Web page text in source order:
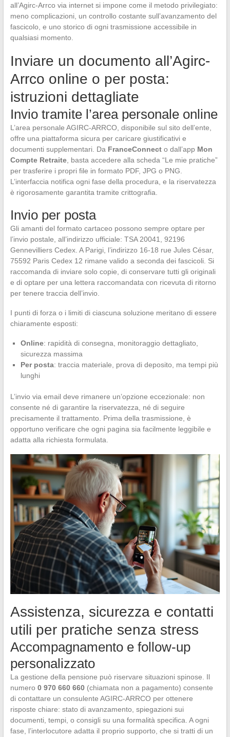
all’Agirc-Arrco via internet si impone come il metodo privilegiato:
meno complicazioni, un controllo costante sull’avanzamento del
fascicolo, e uno storico di ogni trasmissione accessibile in
qualsiasi momento.
Inviare un documento all’Agirc-
Arrco online o per posta:
istruzioni dettagliate
Invio tramite l’area personale online
L’area personale AGIRC-ARRCO, disponibile sul sito dell’ente,
offre una piattaforma sicura per caricare giustificativi e
documenti supplementari. Da FranceConnecto dall’app Mon
Compte Retraite, basta accedere alla scheda “Le mie pratiche”
per trasferire i propri file in formato PDF, JPG o PNG.
L’interfaccia notifica ogni fase della procedura, e la riservatezza
è rigorosamente garantita tramite crittografia.
Invio per posta
Gli amanti del formato cartaceo possono sempre optare per
l’invio postale, all’indirizzo ufficiale: TSA 20041, 92196
Gennevilliers Cedex. A Parigi, l’indirizzo 16-18 rue Jules César,
75592 Paris Cedex 12 rimane valido a seconda dei fascicoli. Si
raccomanda di inviare solo copie, di conservare tutti gli originali
e di optare per una lettera raccomandata con ricevuta di ritorno
per tenere traccia dell’invio.
I punti di forza o i limiti di ciascuna soluzione meritano di essere
chiaramente esposti:
Online: rapidità di consegna, monitoraggio dettagliato,
sicurezza massima
Per posta: traccia materiale, prova di deposito, ma tempi più
lunghi
L’invio via email deve rimanere un’opzione eccezionale: non
consente né di garantire la riservatezza, né di seguire
precisamente il trattamento. Prima della trasmissione, è
opportuno verificare che ogni pagina sia facilmente leggibile e
adatta alla richiesta formulata.
Assistenza, sicurezza e contatti
utili per pratiche senza stress
Accompagnamento e follow-up
personalizzato
La gestione della pensione può riservare situazioni spinose. Il
numero 0 970 660 660(chiamata non a pagamento) consente
di contattare un consulente AGIRC-ARRCO per ottenere
risposte chiare: stato di avanzamento, spiegazioni sui
documenti, tempi, o consigli su una formalità specifica. A ogni
fase, l’interlocutore adatta il proprio supporto, che si tratti di un